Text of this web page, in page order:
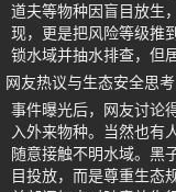
道夫等物种因盲目放生
现，更是把风险等级推
锁水域并抽水排查，但
网友热议与生态安全思考
事件曝光后，网友讨论
入外来物种。当然也有
随意接触不明水域。黑
目投放，而是尊重生态